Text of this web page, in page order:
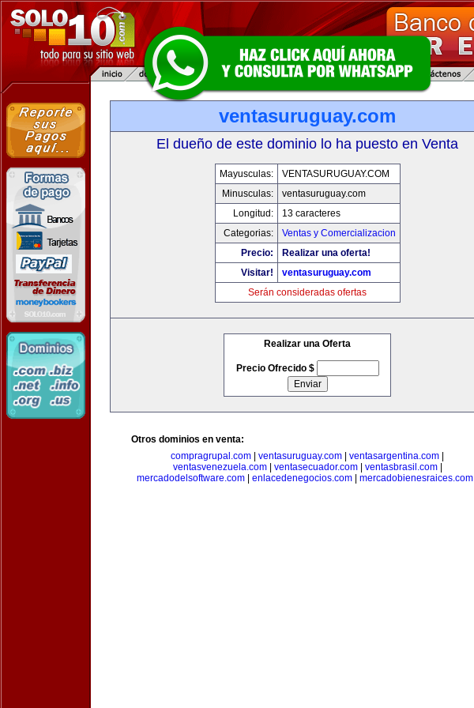
ventasuruguay.com
El dueño de este dominio lo ha puesto en Venta
Mayusculas:
VENTASURUGUAY.COM
Minusculas:
ventasuruguay.com
Longitud:
13 caracteres
Categorias:
Ventas y Comercializacion
Precio:
Realizar una oferta!
Visitar!
ventasuruguay.com
Serán consideradas ofertas
Realizar una Oferta
Precio Ofrecido $
Otros dominios en venta:
compragrupal.com
ventasuruguay.com ventasargentina.com
ventasvenezuela.com| ventasecuador.com| ventasbrasil.com|
mercadodelsoftware.com
enlacedenegocios.com mercadobienesraices.com